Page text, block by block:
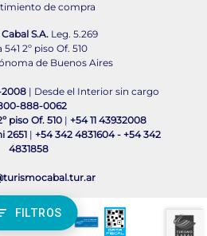
FILTROS
de compra
S.A. Leg. 5.269
2º piso Of. 510
de Buenos Aires
2008| Desde el Interior sin cargo
888-0062
piso Of. 510 |+54 11 43932008
2651| +54 342 4831604- +54 342
4831858